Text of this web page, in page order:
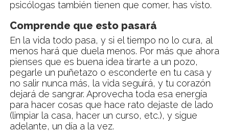
psicólogas también tienen que comer, has visto.
Comprende que esto pasará
En la vida todo pasa, y si el tiempo no lo cura, al
menos hará que duela menos. Por más que ahora
pienses que es buena idea tirarte a un pozo,
pegarle un puñetazo o esconderte en tu casa y
no salir nunca más, la vida seguirá, y tu corazón
dejará de sangrar. Aprovecha toda esa energía
para hacer cosas que hace rato dejaste de lado
(limpiar la casa, hacer un curso, etc.), y sigue
adelante, un día a la vez.